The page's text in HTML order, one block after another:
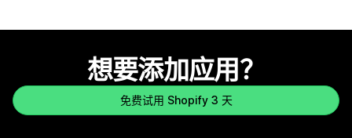
想要添加应用？
免费试用 Shopify 3 天